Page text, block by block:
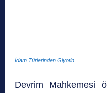
İdam Türlerinden Giyotin
Devrim Mahkemesi